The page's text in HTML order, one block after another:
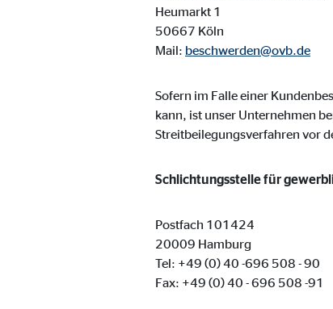
Heumarkt 1
50667 Köln
Mail: beschwerden@ovb.de
Sofern im Falle einer
kann, ist unser Unternehmen
Streitbeilegungsverfahren vor
Schlichtungsstelle für
Postfach 101424
20009 Hamburg
Tel: +49 (0) 40 -696 508 - 90
Fax: +49 (0) 40 - 696 508 -91
Cookie Laufzeit:
Zweck: